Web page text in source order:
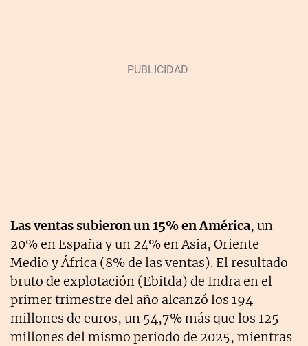
Las ventas subieron un 15% en América, un
20% en España y un 24% en Asia, Oriente
Medio y África (8% de las ventas). El resultado
bruto de explotación (Ebitda) de Indra en el
primer trimestre del año alcanzó los 194
millones de euros, un 54,7% más que los 125
millones del mismo periodo de 2025, mientras